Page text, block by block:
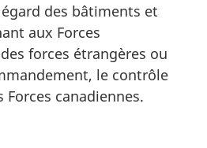
des bâtiments et
aux Forces
forces étrangères ou
le contrôle
canadiennes.